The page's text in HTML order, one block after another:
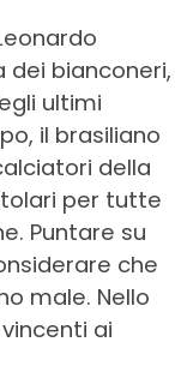
dei bianconeri,
ultimi
il brasiliano
della
per tutte
Puntare su
che
male. Nello
vincenti ai